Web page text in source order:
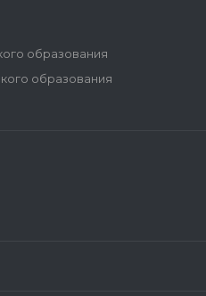
образования
образования